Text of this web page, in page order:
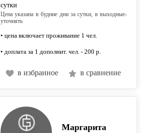
сутки
Цена указана в будние дни за сутки, в выходные-
уточнять
• цена включает проживание 1 чел.
• доплата за 1 дополнит. чел. - 200 р.
в избранное в сравнение
Маргарита